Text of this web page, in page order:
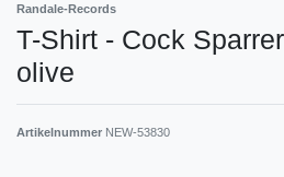
Randale-Records
T-Shirt - Cock
olive
Artikelnummer NEW-53830